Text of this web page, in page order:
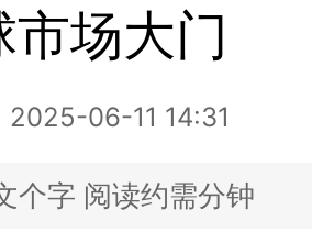
场大门
2025-06-11 14:31
个字 阅读约需分钟